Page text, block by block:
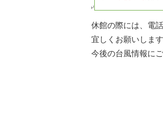
休館の際には、電
宜しくお願いします
今後の台風情報に